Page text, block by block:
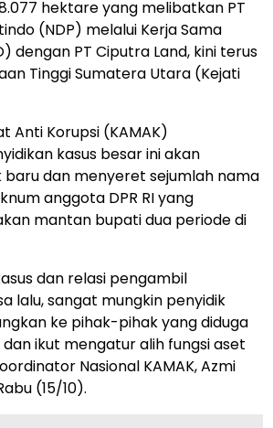
hektare yang melibatkan PT
(NDP) melalui Kerja Sama
dengan PT Ciputra Land, kini terus
Tinggi Sumatera Utara (Kejati
Anti Korupsi (KAMAK)
kasus besar ini akan
baru dan menyeret sejumlah nama
anggota DPR RI yang
mantan bupati dua periode di
dan relasi pengambil
lalu, sangat mungkin penyidik
ke pihak-pihak yang diduga
ikut mengatur alih fungsi aset
Nasional KAMAK, Azmi
(15/10).